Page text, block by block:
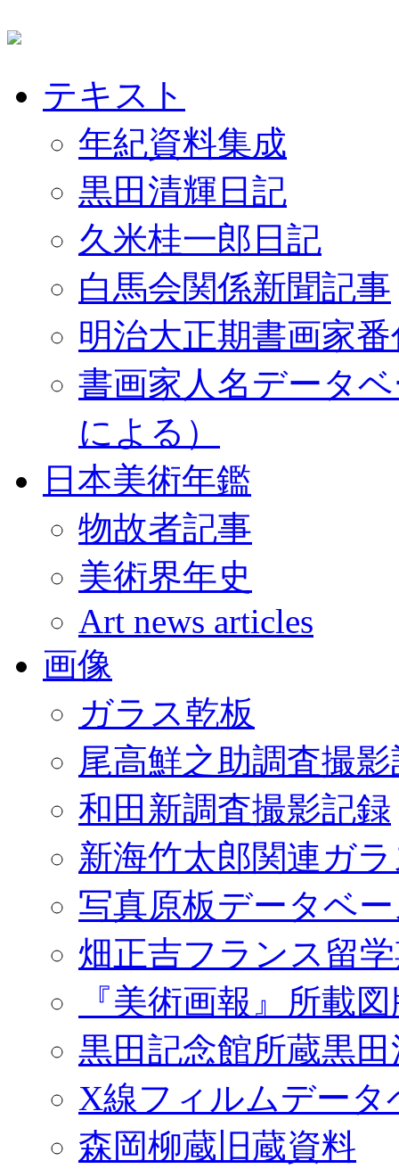
テキスト
年紀資料集成
黒田清輝日記
久米桂一郎日記
白馬会関係新聞記事
明治大正期書画家
書画家人名データ
による）
日本美術年鑑
物故者記事
美術界年史
Art news articles
画像
ガラス乾板
尾高鮮之助調査撮
和田新調査撮影記録
新海竹太郎関連ガ
写真原板データベ
畑正吉フランス留
『美術画報』所載
黒田記念館所蔵黒
X線フィルムデータ
森岡柳蔵旧蔵資料